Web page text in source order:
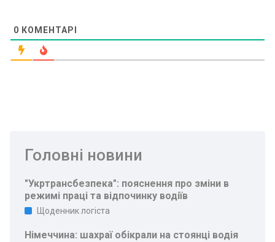
0 КОМЕНТАРІ
Головні новини
"Укртрансбезпека": пояснення про зміни в
режимі праці та відпочинку водіїв
Щоденник логіста
Німеччина: шахраї обікрали на стоянці водія